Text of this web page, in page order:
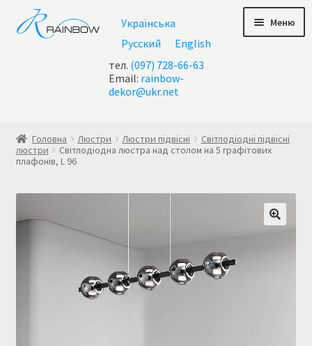
Перейти
до
навігації
Перейти
до
контенту
Українська
Русский
English
тел. (097) 728-66-63
Email: rainbow-
dekor@ukr.net
Меню
Checkout
test geo ip
Головна Люстри Люстри підвісні
Світлодіодні підвісні
люстри
Світлодіодна люстра над столом на 5 графітових
плафонів, L 96